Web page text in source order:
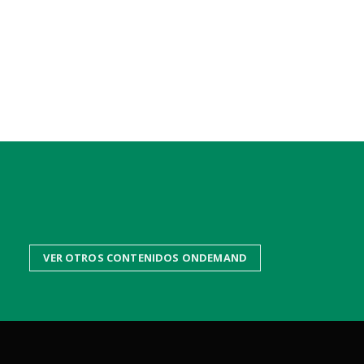
VER OTROS CONTENIDOS ONDEMAND